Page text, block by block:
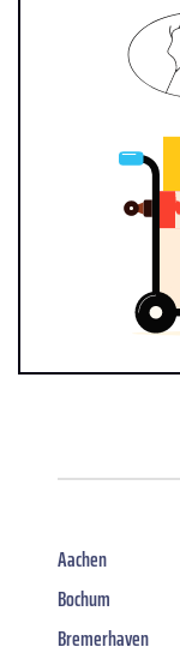
Aachen
Bochum
Bremerhaven